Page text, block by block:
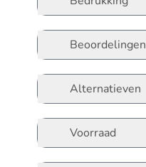
Beoordelingen
Alternatieven
Voorraad